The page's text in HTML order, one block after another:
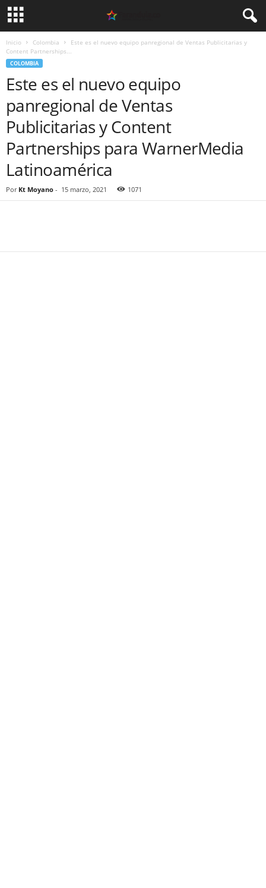
Inicio Colombia
Este es el nuevo equipo panregional de Ventas Publicitarias y
Content Partnerships...
COLOMBIA
Este es el nuevo equipo
panregional de Ventas
Publicitarias y Content
Partnerships para WarnerMedia
Latinoamérica
Por Kt Moyano - 15 marzo, 2021 1071